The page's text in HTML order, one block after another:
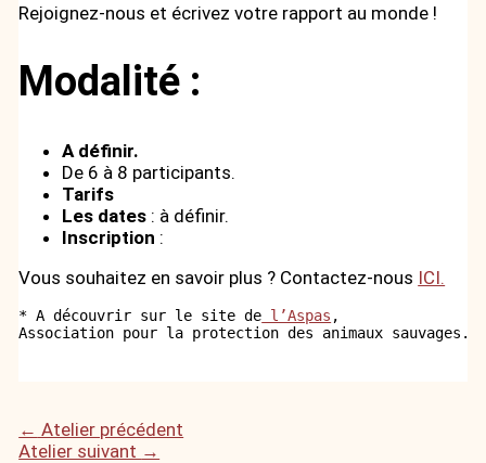
Rejoignez-nous et écrivez votre rapport au monde !
Modalité :
A définir.
De 6 à 8 participants.
Tarifs
Les dates : à définir.
Inscription :
Vous souhaitez en savoir plus ? Contactez-nous ICI.
* A découvrir sur le site de l’Aspas ,
Association pour la protection des animaux sauvages.
← Atelier précédent
Atelier suivant →